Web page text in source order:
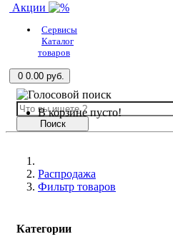
Акции
Сервисы
Каталог
товаров
0 0.00 руб.
В корзине пусто!
Поиск
Распродажа
Фильтр товаров
Категории